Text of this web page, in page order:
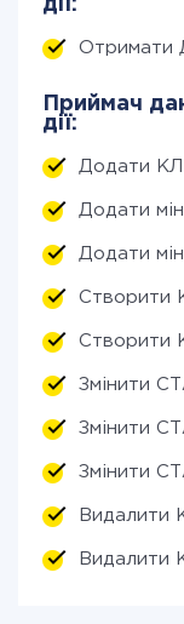
дії:
Отримати
Приймач
дії:
Додати
Додати
Додати
Створити
Створити
Змінити
Змінити
Змінити
Видалити